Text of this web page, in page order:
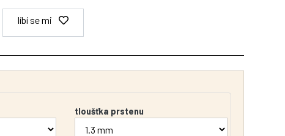
líbí se mi
tloušťka prstenu